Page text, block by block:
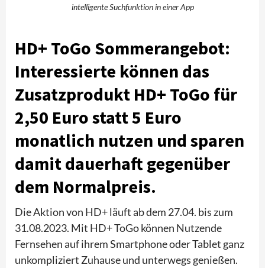
intelligente Suchfunktion in einer App
HD+ ToGo Sommerangebot:
Interessierte können das
Zusatzprodukt HD+ ToGo für
2,50 Euro statt 5 Euro
monatlich nutzen und sparen
damit dauerhaft gegenüber
dem Normalpreis.
Die Aktion von HD+ läuft ab dem 27.04. bis zum
31.08.2023. Mit HD+ ToGo können Nutzende
Fernsehen auf ihrem Smartphone oder Tablet ganz
unkompliziert Zuhause und unterwegs genießen.